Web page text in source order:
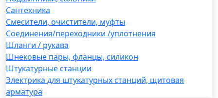
Сантехника
Смесители, очистители, муфты
Соединения/переходники /уплотнения
Шланги / рукава
Шнековые пары, фланцы, силикон
Штукатурные станции
Электрика для штукатурных станций, щитовая
арматура